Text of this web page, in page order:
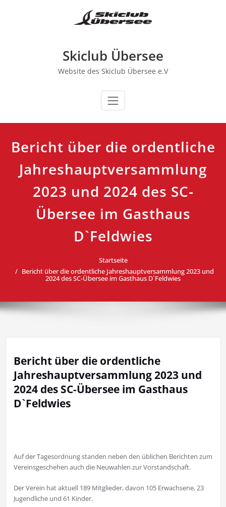
Skiclub Übersee
Website des Skiclub Übersee e.V
Bericht über die ordentliche
Jahreshauptversammlung
2023 und 2024 des SC-
Übersee im Gasthaus
D`Feldwies
Startseite
Bericht über die ordentliche Jahreshauptversammlung 2023 und
2024 des SC-Übersee im Gasthaus D`Feldwies
Bericht über die ordentliche
Jahreshauptversammlung 2023 und
2024 des SC-Übersee im Gasthaus
D`Feldwies
Auf der Tagesordnung standen neben den üblichen Berichten zum
Vereinsgeschehen auch die Neuwahlen zur Vorstandschaft.
Der Verein hat aktuell 189 Mitglieder, davon 105 Erwachsene, 23
Jugendliche und 61 Kinder.